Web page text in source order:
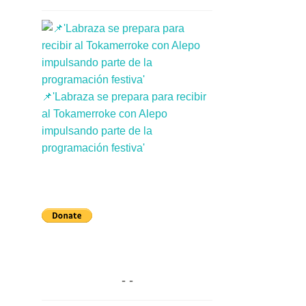
📌'Labraza se prepara para recibir
al Tokamerroke con Alepo
impulsando parte de la
programación festiva'